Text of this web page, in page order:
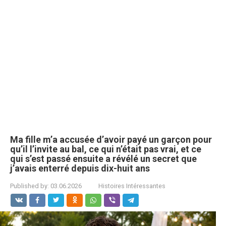
Ma fille m’a accusée d’avoir payé un garçon pour
qu’il l’invite au bal, ce qui n’était pas vrai, et ce
qui s’est passé ensuite a révélé un secret que
j’avais enterré depuis dix-huit ans
Published by: 03.06.2026 Histoires Intéressantes